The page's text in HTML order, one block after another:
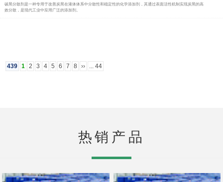
碳黑分散剂是一种专用于改善炭黑在液体体系中分散性和稳定性的化学添加剂，其通过表面活性机制实现炭黑的高
效分散，是现代工业中应用广泛的添加剂。
439 1 2 3 4 5 6 7 8 ›› ... 44
热销产品